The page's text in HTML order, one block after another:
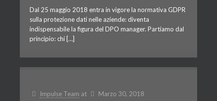
Dal 25 maggio 2018 entra in vigore la normativa GDPR
sulla protezione dati nelle aziende: diventa
indispensabile la figura del DPO manager. Partiamo dal
principio: chi […]
Impulse Team at Marzo 30, 2018